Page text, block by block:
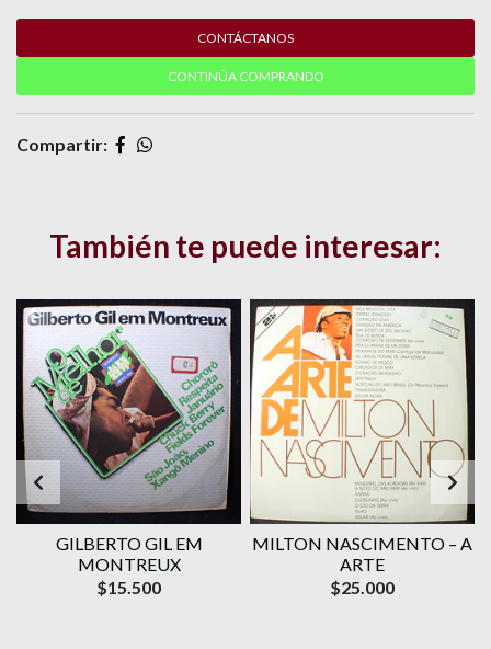
CONTÁCTANOS
CONTINÚA COMPRANDO
Compartir:
También te puede interesar:
GILBERTO GIL EM
MONTREUX
$15.500
MILTON NASCIMENTO – A
ARTE
$25.000